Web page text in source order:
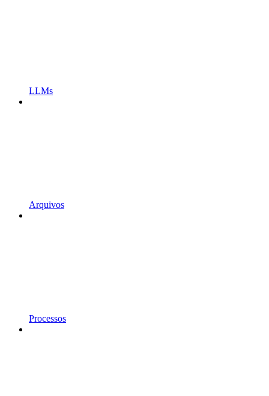
LLMs
Arquivos
Processos